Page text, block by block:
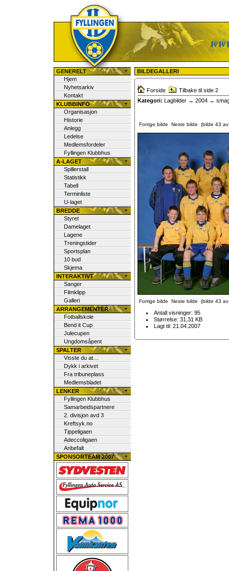
Fyllingen Fotball
GENERELT
Hjem
Nyhetsarkiv
Kontakt
KLUBBINFO
Organisasjon
Historie
Anlegg
Ledelse
Medlemsfordeler
Fyllingen Klubbhus
A-LAGET
Spillerstall
Statistikk
Tabell
Terminliste
U-laget
BREDDE
Styret
Damelaget
Lagene
Treningstider
Sportsplan
10 bud
Skjema
INTERAKTIVT
Sanger
Filmklipp
Galleri
ARRANGEMENTER
Fotballskole
Bend it Cup
Julecupen
Ungdomsåpent
SPALTER
Visste du at…
Dykk i arkivet
Fra tribuneplass
Medlemsbladet
LENKER
Fyllingen Klubbhus
Samarbeidspartnere
2. divisjon avd 3
Kreftsyk.no
Tippeligaen
Adeccoligaen
Anbefalt
SPONSORTEAM 2007
BILDEGALLERI
Forside
Tilbake til side 2
Kategori: Lagbilder → 2004 →
Forrige bilde Neste bilde (bilde 43
Forrige bilde Neste bilde (bilde 43
Antall visninger: 95
Størrelse: 31,31 KB
Lagt til: 21.04.2007